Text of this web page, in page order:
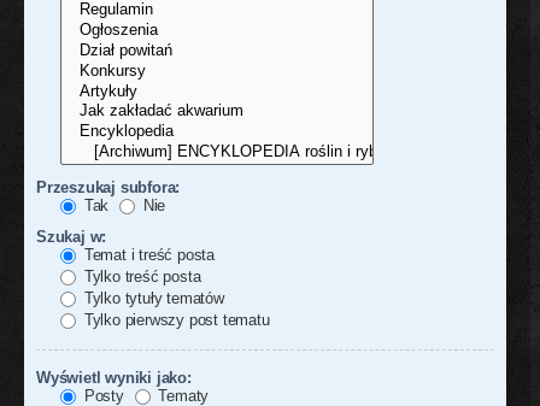
Przeszukaj subfora:
Tak
Nie
Szukaj w:
Temat i treść posta
Tylko treść posta
Tylko tytuły tematów
Tylko pierwszy post tematu
Wyświetl wyniki jako:
Posty
Tematy